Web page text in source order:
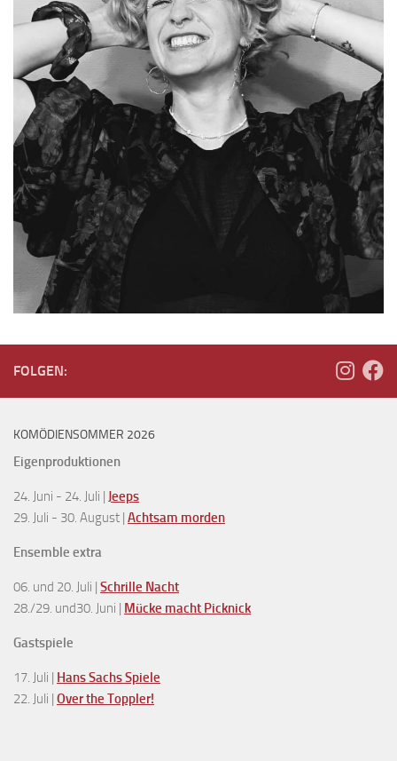
FOLGEN:
KOMÖDIENSOMMER 2026
Eigenproduktionen
24. Juni - 24. Juli | Jeeps
29. Juli - 30. August | Achtsam morden
Ensemble extra
06. und 20. Juli | Schrille Nacht
28./29. und30. Juni | Mücke macht Picknick
Gastspiele
17. Juli | Hans Sachs Spiele
22. Juli | Over the Toppler!